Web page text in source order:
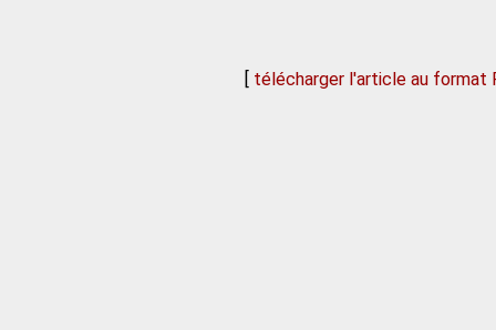
[ télécharger l'article au format